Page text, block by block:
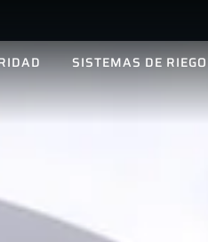
SISTEMAS DE RIEGO